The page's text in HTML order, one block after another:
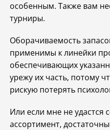
особенным. Также вам
турниры.
Оборачиваемость
применимы к линейки
обеспечивающих
урежу их часть, потому
рискую потерять
Или если мне не удастся
ассортимент,